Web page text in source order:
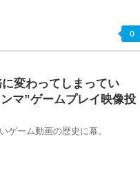
0
に変わってしまってい
マ”ゲームプレイ映像投
ゲーム動画の歴史に幕。